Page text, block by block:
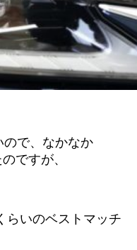
で、なかなか
ですが、
らいのベストマッチ